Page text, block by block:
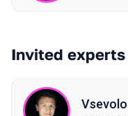
Invited experts